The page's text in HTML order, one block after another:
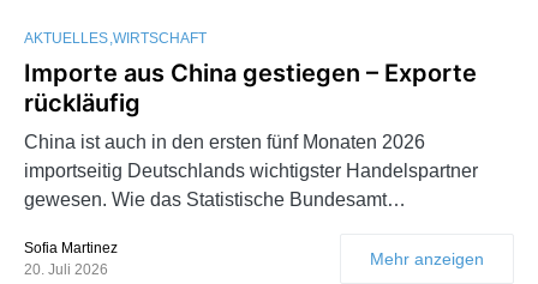
AKTUELLES WIRTSCHAFT
Importe aus China gestiegen – Exporte
rückläufig
China ist auch in den ersten fünf Monaten 2026
importseitig Deutschlands wichtigster Handelspartner
gewesen. Wie das Statistische Bundesamt…
Sofia Martinez
20. Juli 2026
Mehr anzeigen